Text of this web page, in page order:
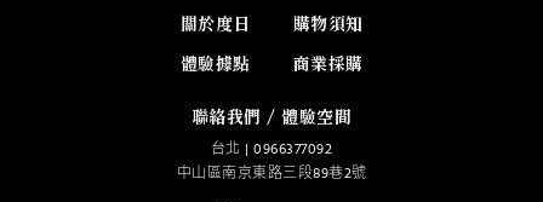
關於度日
購物須知
體驗據點
商業採購
聯絡我們 / 體驗空間
台北 |0966377092
中山區南京東路三段89巷2號